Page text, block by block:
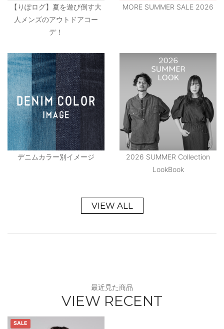
【りぽログ】夏を遊び倒す大
人メンズのアウトドアコー
デ！
MORE SUMMER SALE 2026
デニムカラー別イメージ
2026 SUMMER Collection
LookBook
VIEW ALL
最近見た商品
VIEW RECENT
SALE